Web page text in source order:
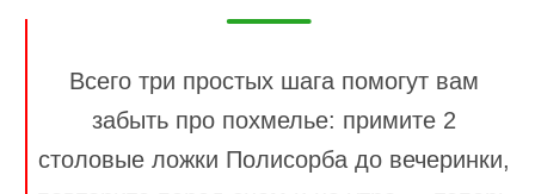
Всего три простых шага помогут вам
забыть про похмелье: примите 2
столовые ложки Полисорба до вечеринки,